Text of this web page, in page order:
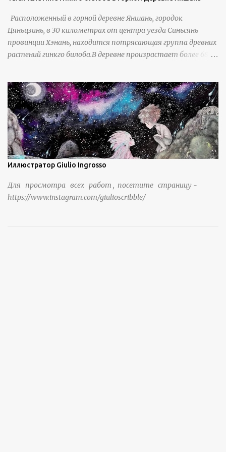
Расположенный в горной деревне Яншань, городок
Цяньцзинь, в 30 километрах от центра уезда Синьсянь
провинции Хэнань, находится потрясающая группа древних
растений гинкго билоба.В деревне произрастает более 6800
тысячи лет. источник
https://www.sohu.com/a/951672917_121984853
Иллюстратор Giulio Ingrosso
Для просмотра всех работ , посетите страницу -
https://www.instagram.com/giulioscribble/